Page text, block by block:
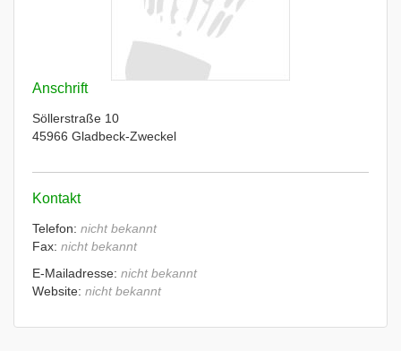
Anschrift
Söllerstraße 10
45966 Gladbeck-Zweckel
Kontakt
Telefon: nicht bekannt
Fax: nicht bekannt
E-Mailadresse: nicht bekannt
Website: nicht bekannt